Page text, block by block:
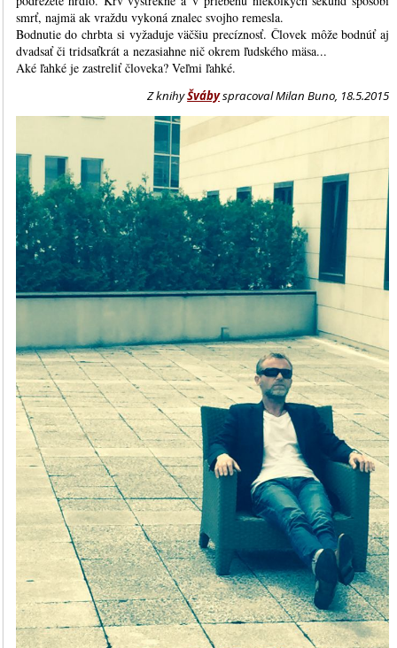
smrť, najmä ak vraždu vykoná znalec svojho remesla.
Bodnutie do chrbta si vyžaduje väčšiu precíznosť. Človek môže bodnúť aj
dvadsať či tridsaťkrát a nezasiahne nič okrem ľudského mäsa...
Aké ľahké je zastreliť človeka? Veľmi ľahké.
Z knihyŠvábyspracoval Milan Buno, 18.5.2015